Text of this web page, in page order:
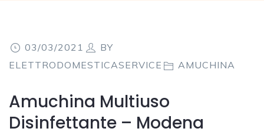
03/03/2021
BY
ELETTRODOMESTICASERVICE
AMUCHINA
Amuchina Multiuso
Disinfettante – Modena